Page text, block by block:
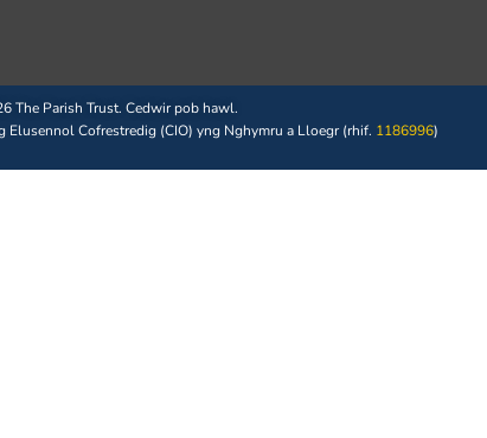
The Parish Trust. Cedwir pob hawl.
Elusennol Cofrestredig (CIO) yng Nghymru a Lloegr (rhif. 1186996)